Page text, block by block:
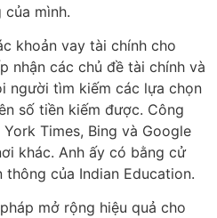
mình.
khoản vay tài chính cho
nhận các chủ đề tài chính và
người tìm kiếm các lựa chọn
số tiền kiếm được. Công
Times, Bing và Google
khác. Anh ấy có bằng cử
của Indian Education.
mở rộng hiệu quả cho